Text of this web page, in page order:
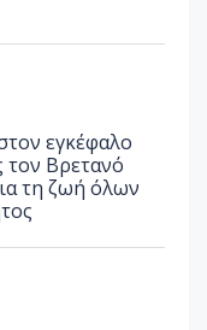
εγκέφαλο
τον Βρετανό
τη ζωή όλων